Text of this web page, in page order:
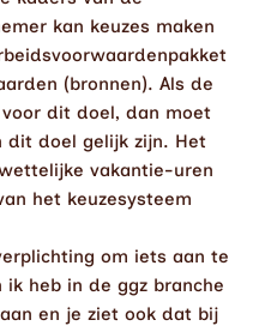
kan keuzes maken
(bronnen). Als de
dit doel, dan moet
dit doel gelijk zijn. Het
vakantie-uren
het keuzesysteem
om iets aan te
heb in de ggz branche
en je ziet ook dat bij